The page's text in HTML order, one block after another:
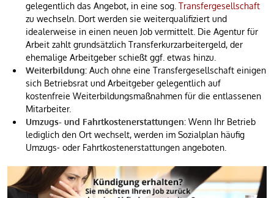
gelegentlich das Angebot, in eine sog. Transfergesellschaft
zu wechseln. Dort werden sie weiterqualifiziert und
idealerweise in einen neuen Job vermittelt. Die Agentur für
Arbeit zahlt grundsätzlich Transferkurzarbeitergeld, der
ehemalige Arbeitgeber schießt ggf. etwas hinzu.
Weiterbildung: Auch ohne eine Transfergesellschaft einigen
sich Betriebsrat und Arbeitgeber gelegentlich auf
kostenfreie Weiterbildungsmaßnahmen für die entlassenen
Mitarbeiter.
Umzugs- und Fahrtkostenerstattungen: Wenn Ihr Betrieb
lediglich den Ort wechselt, werden im Sozialplan häufig
Umzugs- oder Fahrtkostenerstattungen angeboten.